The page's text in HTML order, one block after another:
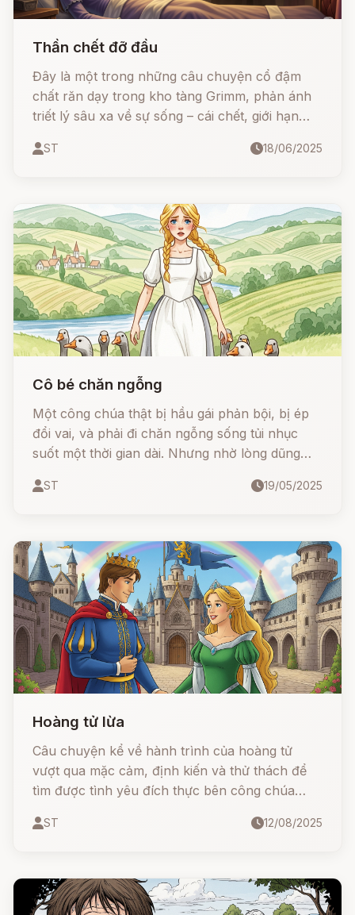
Thần chết đỡ đầu
Đây là một trong những câu chuyện cổ đậm
chất răn dạy trong kho tàng Grimm, phản ánh
triết lý sâu xa về sự sống – cái chết, giới hạn
ST 18/06/2025
Cô bé chăn ngỗng
Một công chúa thật bị hầu gái phản bội, bị ép
đổi vai, và phải đi chăn ngỗng sống tủi nhục
suốt một thời gian dài. Nhưng nhờ lòng dũng
trở lại ngôi vị xứng đáng.
ST 19/05/2025
Hoàng tử lừa
Câu chuyện kể về hành trình của hoàng tử
vượt qua mặc cảm, định kiến và thử thách để
tìm được tình yêu đích thực bên công chúa
chân thành, hoàng tử đã chinh phục mọi người
ST 12/08/2025